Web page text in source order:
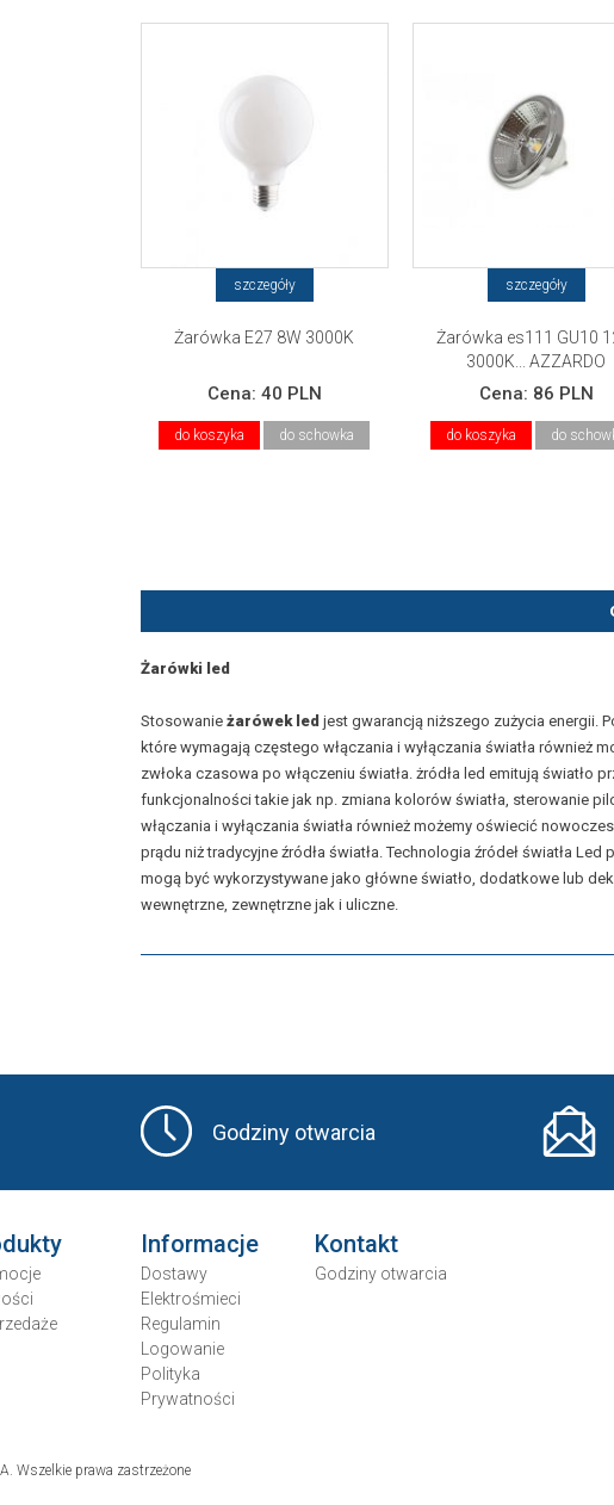
szczegóły
Żarówka E27 8W 3000K
Cena: 40 PLN
do koszyka do schowka
szczegóły
Żarówka es111 GU10
3000K... AZZARDO
Cena: 86 PLN
do koszyka do
Żarówki led
Stosowanie żarówek led jest gwarancją niższego zużycia energii.
które wymagają częstego włączania i wyłączania światła
zwłoka czasowa po włączeniu światła. żródła led emitują
funkcjonalności takie jak np. zmiana kolorów światła, sterowanie
włączania i wyłączania światła również możemy oświecić
prądu niż tradycyjne źródła światła. Technologia źródeł światła
mogą być wykorzystywane jako główne światło, dodatkowe lub
wewnętrzne, zewnętrzne jak i uliczne.
Godziny otwarcia
Informacje
Dostawy
Elektrośmieci
Regulamin
Logowanie
Polityka
Prywatności
Kontakt
Godziny otwarcia
Wszelkie prawa zastrzeżone